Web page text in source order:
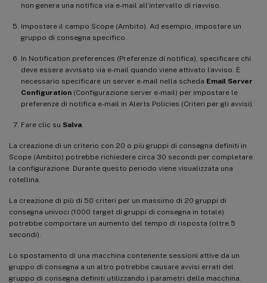
non genera una notifica via e-mail all’intervallo di riavviso.
Impostare il campo Scope (Ambito). Ad esempio, impostare un
gruppo di consegna specifico.
In Notification preferences (Preferenze di notifica), specificare chi
deve essere avvisato via e-mail quando viene attivato l’avviso. È
necessario specificare un server e-mail nella scheda Email Server
Configuration (Configurazione server e-mail) per impostare le
preferenze di notifica e-mail in Alerts Policies (Criteri per gli avvisi).
Fare clic su Salva.
La creazione di un criterio con 20 o più gruppi di consegna definiti in
Scope (Ambito) potrebbe richiedere circa 30 secondi per completare
la configurazione. Durante questo periodo viene visualizzata una
rotellina.
La creazione di più di 50 criteri per un massimo di 20 gruppi di
consegna univoci (1000 target di gruppi di consegna in totale)
potrebbe comportare un aumento del tempo di risposta (oltre 5
secondi).
Lo spostamento di una macchina contenente sessioni attive da un
gruppo di consegna a un altro potrebbe causare avvisi errati del
gruppo di consegna definiti utilizzando i parametri della macchina.